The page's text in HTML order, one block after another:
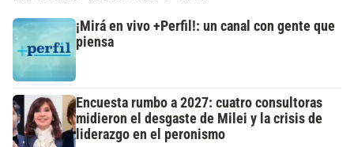
¡Mirá en vivo +Perfil!: un canal con gente que
piensa
Encuesta rumbo a 2027: cuatro consultoras
midieron el desgaste de Milei y la crisis de
liderazgo en el peronismo